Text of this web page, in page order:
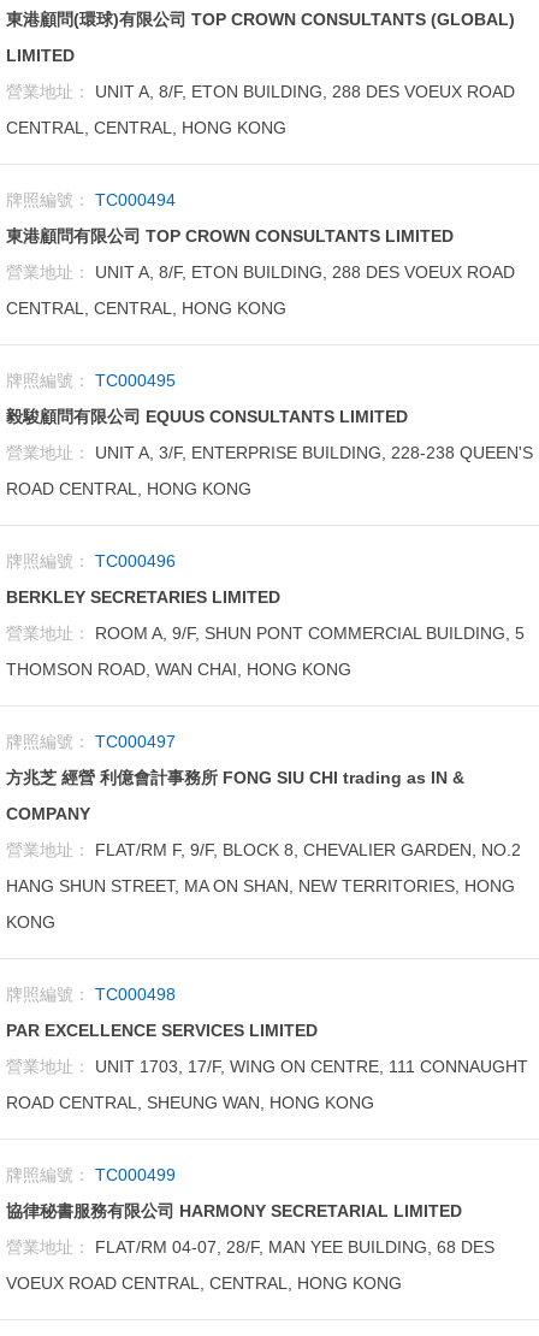
東港顧問(環球)有限公司 TOP CROWN CONSULTANTS (GLOBAL)
LIMITED
營業地址：
UNIT A, 8/F, ETON BUILDING, 288 DES VOEUX ROAD
CENTRAL, CENTRAL, HONG KONG
牌照編號：
TC000494
東港顧問有限公司 TOP CROWN CONSULTANTS LIMITED
營業地址：
UNIT A, 8/F, ETON BUILDING, 288 DES VOEUX ROAD
CENTRAL, CENTRAL, HONG KONG
牌照編號：
TC000495
毅駿顧問有限公司 EQUUS CONSULTANTS LIMITED
營業地址：
UNIT A, 3/F, ENTERPRISE BUILDING, 228-238 QUEEN'S
ROAD CENTRAL, HONG KONG
牌照編號：
TC000496
BERKLEY SECRETARIES LIMITED
營業地址：
ROOM A, 9/F, SHUN PONT COMMERCIAL BUILDING, 5
THOMSON ROAD, WAN CHAI, HONG KONG
牌照編號：
TC000497
方兆芝 經營 利億會計事務所 FONG SIU CHI trading as IN &
COMPANY
營業地址：
FLAT/RM F, 9/F, BLOCK 8, CHEVALIER GARDEN, NO.2
HANG SHUN STREET, MA ON SHAN, NEW TERRITORIES, HONG
KONG
牌照編號：
TC000498
PAR EXCELLENCE SERVICES LIMITED
營業地址：
UNIT 1703, 17/F, WING ON CENTRE, 111 CONNAUGHT
ROAD CENTRAL, SHEUNG WAN, HONG KONG
牌照編號：
TC000499
協律秘書服務有限公司 HARMONY SECRETARIAL LIMITED
營業地址：
FLAT/RM 04-07, 28/F, MAN YEE BUILDING, 68 DES
VOEUX ROAD CENTRAL, CENTRAL, HONG KONG